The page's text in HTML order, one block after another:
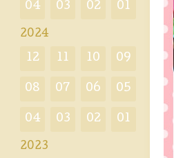
04 03 02 01
2024
12 11 10 09
08 07 06 05
04 03 02 01
2023